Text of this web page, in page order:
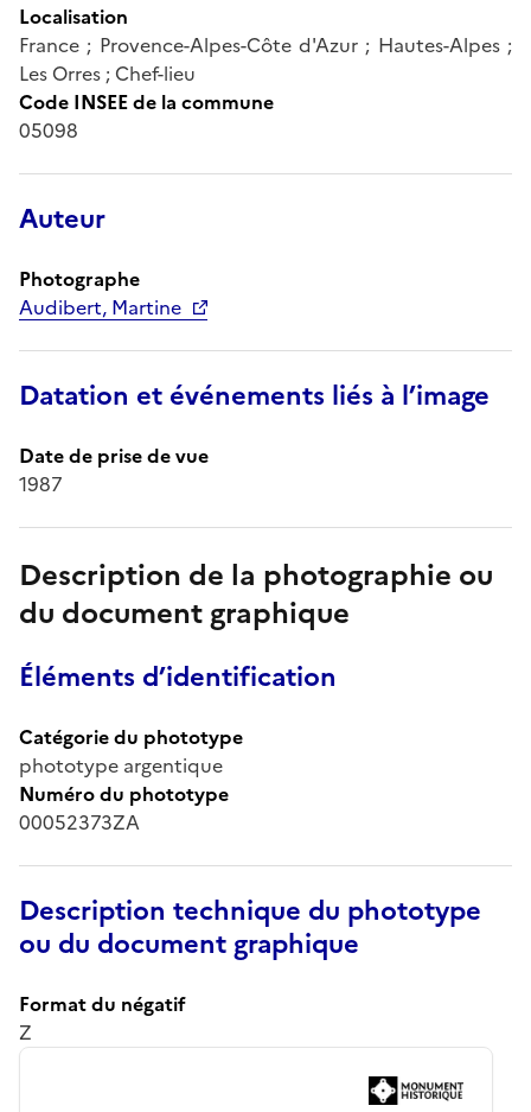
Localisation
France ; Provence-Alpes-Côte d'Azur ; Hautes-Alpes ;
Les Orres ; Chef-lieu
Code INSEE de la commune
05098
Auteur
Photographe
Audibert, Martine
Datation et événements liés à l’image
Date de prise de vue
1987
Description de la photographie ou
du document graphique
Éléments d’identification
Catégorie du phototype
phototype argentique
Numéro du phototype
00052373ZA
Description technique du phototype
ou du document graphique
Format du négatif
Z